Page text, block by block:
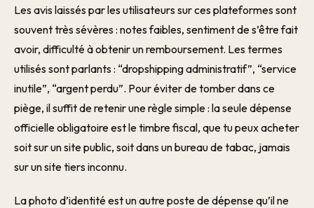
Les avis laissés par les utilisateurs sur ces plateformes sont
souvent très sévères : notes faibles, sentiment de s’être fait
avoir, difficulté à obtenir un remboursement. Les termes
utilisés sont parlants : “dropshipping administratif”, “service
inutile”, “argent perdu”. Pour éviter de tomber dans ce
piège, il suffit de retenir une règle simple : la seule dépense
officielle obligatoire est le timbre fiscal, que tu peux acheter
soit sur un site public, soit dans un bureau de tabac, jamais
sur un site tiers inconnu.
La photo d’identité est un autre poste de dépense qu’il ne